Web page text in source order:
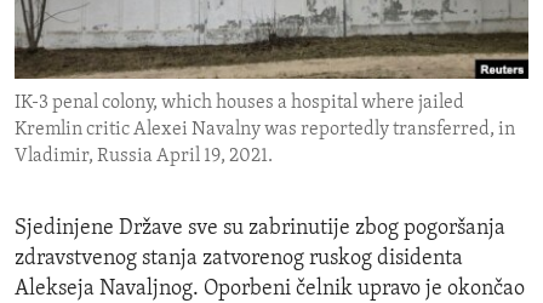
ENVIRONMENT AND HEALTH
IDEALS AND INSTITUTIONS
IK-3 penal colony, which houses a hospital where jailed
Kremlin critic Alexei Navalny was reportedly transferred, in
Vladimir, Russia April 19, 2021.
Sjedinjene Države sve su zabrinutije zbog pogoršanja
zdravstvenog stanja zatvorenog ruskog disidenta
Alekseja Navaljnog. Oporbeni čelnik upravo je okončao